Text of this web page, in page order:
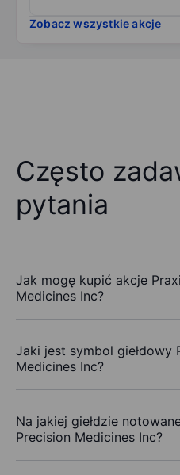
Zobacz wszystkie akcje
Często
pytania
Jak mogę kupić akcje
Medicines Inc?
Jaki jest symbol giełdowy
Medicines Inc?
Na jakiej giełdzie
Precision Medicines Inc?